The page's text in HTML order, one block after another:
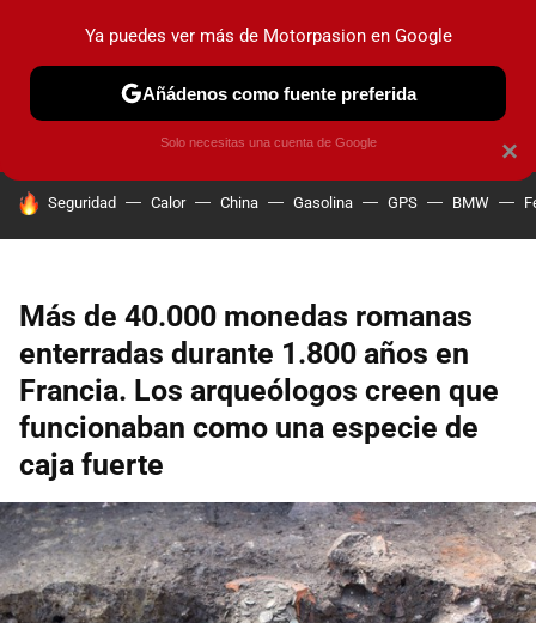
PRUEBAS COCHES ELÉCTRICOS OBSERVATORIO
HOY SE HABLA DE
Seguridad Calor China Gasolina GPS BMW
Más de 40.000 monedas romanas
enterradas durante 1.800 años en
Francia. Los arqueólogos creen que
funcionaban como una especie de
caja fuerte
×
Ya puedes ver más de Motorpasion en Google
Añádenos como fuente preferida
Solo necesitas una cuenta de Google